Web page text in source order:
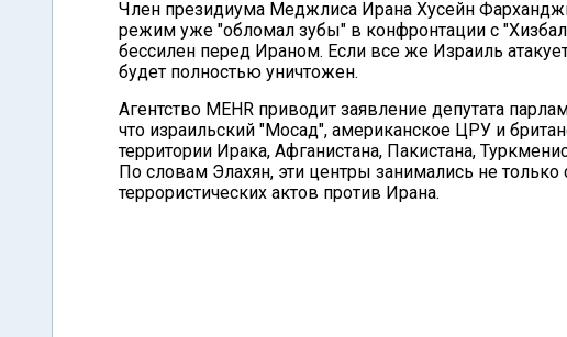
Член президиума Меджлиса Ирана Хусейн
режим уже "обломал зубы" в конфронтации с
бессилен перед Ираном. Если все же Израиль
будет полностью уничтожен.
Агентство MEHR приводит заявление депутата
что израильский "Мосад", американское ЦРУ и
территории Ирака, Афганистана, Пакистана,
По словам Элахян, эти центры занимались не
террористических актов против Ирана.